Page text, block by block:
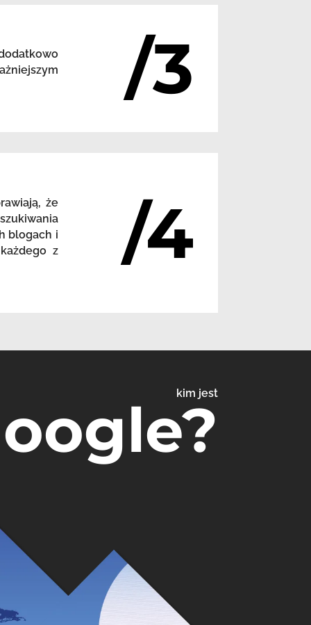
/3
że
blogach i
z
/4
kim jest